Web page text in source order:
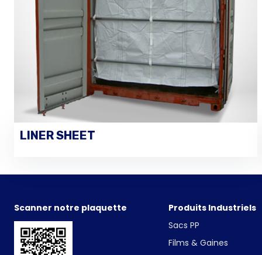
VOIR LES DÉTAILS
LINER SHEET
Scanner notre plaquette
Produits Industriels
Sacs PP
Films & Gaines